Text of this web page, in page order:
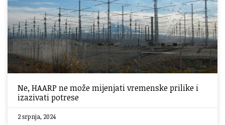
Ne, HAARP ne može mijenjati vremenske prilike i
izazivati potrese
2 srpnja, 2024